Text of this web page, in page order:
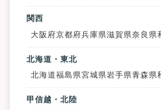
関西
大阪府京都府兵庫県滋賀県奈良県
北海道・東北
北海道福島県宮城県岩手県青森県
甲信越・北陸